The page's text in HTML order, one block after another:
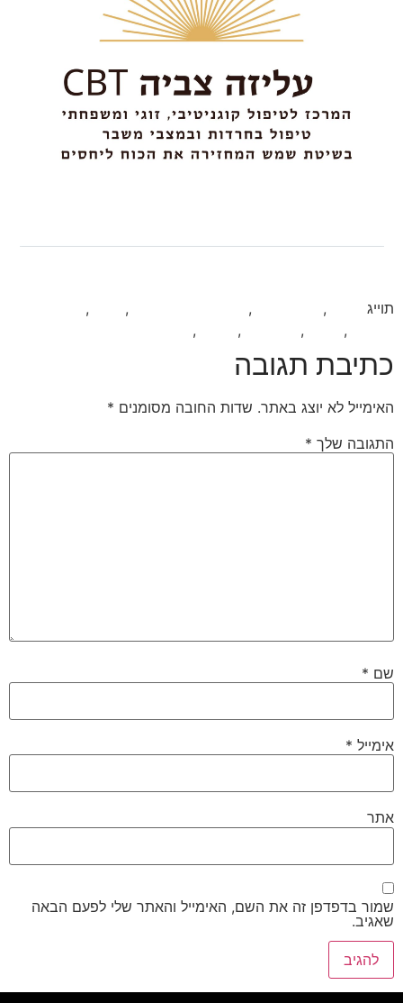
תוייג ,
,
,
,
,
,
,
,
כתיבת תגובה
האימייל לא יוצג באתר. שדות החובה מסומנים *
התגובה שלך *
שם *
אימייל *
אתר
שמור בדפדפן זה את השם, האימייל והאתר שלי לפעם הבאה
שאגיב.